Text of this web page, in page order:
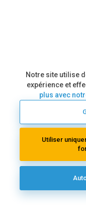
Notre site utilise
expérience et
plus avec
Utiliser